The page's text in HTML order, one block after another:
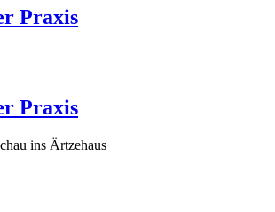
Praxis
Praxis
ins Ärtzehaus